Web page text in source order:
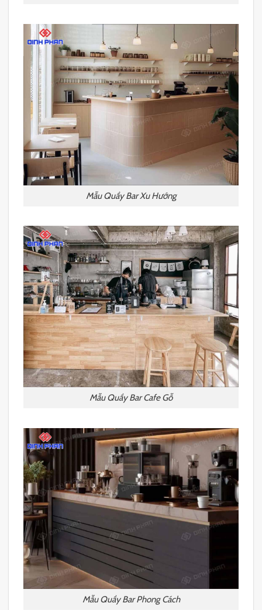
Mẫu Quầy Bar Xu Hướng
Mẫu Quầy Bar Cafe Gỗ
Mẫu Quầy Bar Phong Cách